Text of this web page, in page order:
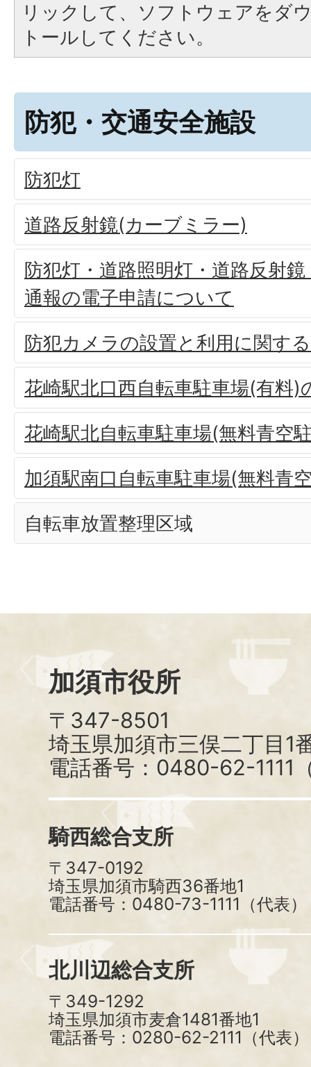
リックして、ソフトウェアをダ
トールしてください。
防犯・交通安全施設
防犯灯
道路反射鏡(カーブミラー)
防犯灯・道路照明灯・道路反射
通報の電子申請について
防犯カメラの設置と利用に関す
花崎駅北口西自転車駐車場(有料)
花崎駅北自転車駐車場(無料青空
加須駅南口自転車駐車場(無料青
自転車放置整理区域
加須市役所
〒347-8501
埼玉県加須市三俣二丁目1
電話番号：0480-62-1111
騎西総合支所
〒347-0192
埼玉県加須市騎西36番地1
電話番号：0480-73-1111（代表）
北川辺総合支所
〒349-1292
埼玉県加須市麦倉1481番地1
電話番号：0280-62-2111（代表）